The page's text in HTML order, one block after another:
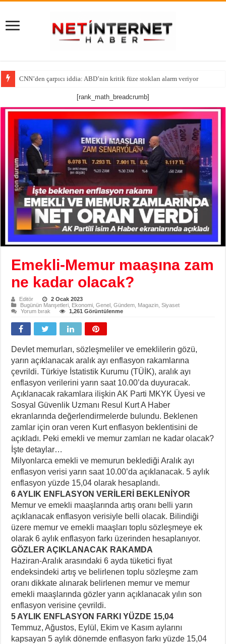
CNN’den çarpıcı iddia: ABD’nin kritik füze stokları alarm veriyor
Tutsak Edilen Bir Ruhun Yeniden Diriliş Hikayesi!
[rank_math_breadcrumb]
Emekli-Memur maaşına zam
ne kadar olacak?
Editör
2 Ocak 2023
Bugünün Manşetleri Ekonomi ,Genel ,Gündem Magazin ,Siyaset
Yorum bırak
1,261 Görüntülenme
Devlet memurları, sözleşmeliler ve emeklilerin gözü,
yarın açıklanacak aralık ayı enflasyon rakamlarına
çevrildi. Türkiye İstatistik Kurumu (TÜİK), aralık ayı
enflasyon verilerini yarın saat 10.00’da duyuracak.
Açıklanacak rakamlara ilişkin AK Parti MKYK Üyesi ve
Sosyal Güvenlik Uzmanı Resul Kurt A Haber
ekranlarında değerlendirmelerde bulundu. Beklenen
zamlar için oran veren Kurt enflasyon beklentisini de
açıkladı. Peki emekli ve memur zamları ne kadar olacak?
İşte detaylar…
Milyonlarca emekli ve memurun beklediği Aralık ayı
enflasyon verisi yarın saat 10.00’da açıklanacak. 5 aylık
enflasyon yüzde 15,04 olarak hesaplandı.
6 AYLIK ENFLASYON VERİLERİ BEKLENİYOR
Memur ve emekli maaşlarında artış oranı belli yarın
açıklanacak enflasyon verisiyle belli olacak. Bilindiği
üzere memur ve emekli maaşları toplu sözleşmeye ek
olarak 6 aylık enflasyon farkı üzerinden hesaplanıyor.
GÖZLER AÇIKLANACAK RAKAMDA
Haziran-Aralık arasındaki 6 ayda tüketici fiyat
endeksindeki artış ve belirlenen toplu sözleşme zam
oranı dikkate alınarak belirlenen memur ve memur
emekli maaşlarında gözler yarın açıklanacak yılın son
enflasyon verisine çevrildi.
5 AYLIK ENFLASYON FARKI YÜZDE 15,04
Temmuz, Ağustos, Eylül, Ekim ve Kasım aylarını
kapsayan 5 aylık dönemde enflasyon farkı yüzde 15,04